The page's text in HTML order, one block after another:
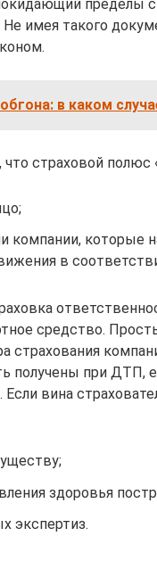
пределы
Не имея такого
в каком
страховой полюс
компании, которые
в
средство.
страхования
получены при ДТП,
вина
здоровья
экспертиз.